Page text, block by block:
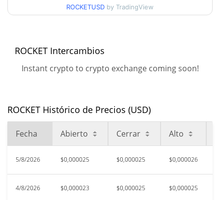
semanas
$0,000028785936
abr. 3, 2026 (4 months ago)
All Time Low
$0,00002276
ROCKETUSD by TradingView
ROCKET Intercambios
Instant crypto to crypto exchange coming soon!
ROCKET Histórico de Precios (USD)
Fecha Abierto Cerrar Alto
5/8/2026 $0,000025 $0,000025 $0,000026
4/8/2026 $0,000023 $0,000025 $0,000025